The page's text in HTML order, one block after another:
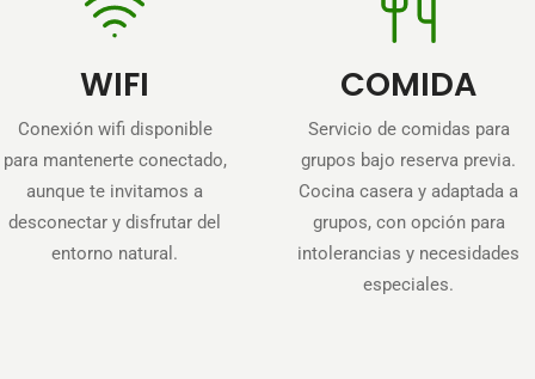
WIFI
Conexión wifi disponible
para mantenerte conectado,
aunque te invitamos a
desconectar y disfrutar del
entorno natural.
COMIDA
Servicio de comidas para
grupos bajo reserva previa.
Cocina casera y adaptada a
grupos, con opción para
intolerancias y necesidades
especiales.